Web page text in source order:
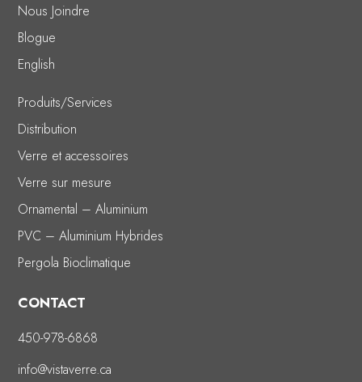
Nous Joindre
Blogue
English
Produits/Services
Distribution
Verre et accessoires
Verre sur mesure
Ornamental – Aluminium
PVC – Aluminium Hybrides
Pergola Bioclimatique
CONTACT
450-978-6868
info@vistaverre.ca